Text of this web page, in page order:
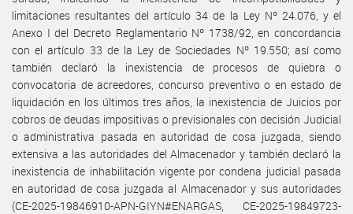
limitaciones resultantes del artículo 34 de la Ley Nº 24.076, y el
Anexo I del Decreto Reglamentario Nº 1738/92, en concordancia
con el artículo 33 de la Ley de Sociedades Nº 19.550; así como
también declaró la inexistencia de procesos de quiebra o
convocatoria de acreedores, concurso preventivo o en estado de
liquidación en los últimos tres años, la inexistencia de Juicios por
cobros de deudas impositivas o previsionales con decisión Judicial
o administrativa pasada en autoridad de cosa juzgada, siendo
extensiva a las autoridades del Almacenador y también declaró la
inexistencia de inhabilitación vigente por condena judicial pasada
en autoridad de cosa juzgada al Almacenador y sus autoridades
(CE-2025-19846910-APN-GIYN#ENARGAS, CE-2025-19849723-